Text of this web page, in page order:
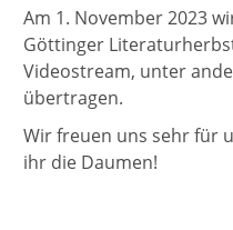
Am 1. November 2023
Göttinger
Videostream, unter
übertragen.
Wir freuen uns sehr für
ihr die Daumen!